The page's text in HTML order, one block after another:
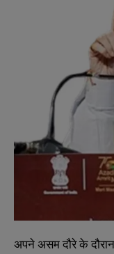
अपने असम दौरे के